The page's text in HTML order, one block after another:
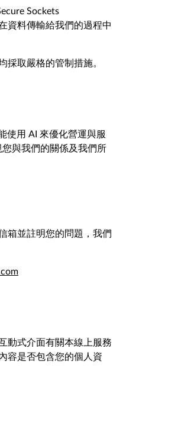
Sockets
資料傳輸給我們的過程中
取嚴格的管制措施。
使用 AI 來優化營運與服
與我們的關係及我們所
箱並註明您的問題，我們
動式介面有關本線上服務
容是否包含您的個人資